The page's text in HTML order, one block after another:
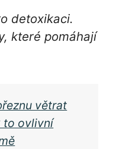
detoxikaci.
které pomáhají
větrat
to ovlivní